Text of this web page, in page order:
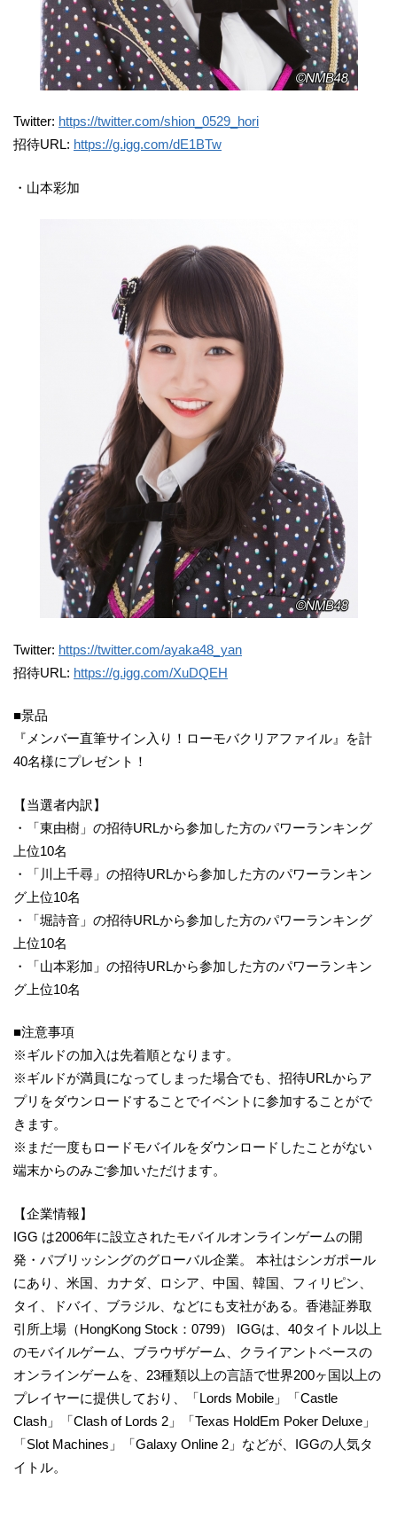
Twitter: https://twitter.com/shion_0529_hori
招待URL: https://g.igg.com/dE1BTw
・山本彩加
Twitter: https://twitter.com/ayaka48_yan
招待URL: https://g.igg.com/XuDQEH
■景品
『メンバー直筆サイン入り！ローモバクリアファイル』を計
40名様にプレゼント！
【当選者内訳】
・「東由樹」の招待URLから参加した方のパワーランキング
上位10名
・「川上千尋」の招待URLから参加した方のパワーランキン
グ上位10名
・「堀詩音」の招待URLから参加した方のパワーランキング
上位10名
・「山本彩加」の招待URLから参加した方のパワーランキン
グ上位10名
■注意事項
※ギルドの加入は先着順となります。
※ギルドが満員になってしまった場合でも、招待URLからア
プリをダウンロードすることでイベントに参加することがで
きます。
※まだ一度もロードモバイルをダウンロードしたことがない
端末からのみご参加いただけます。
【企業情報】
IGG は2006年に設立されたモバイルオンラインゲームの開
発・パブリッシングのグローバル企業。 本社はシンガポール
にあり、米国、カナダ、ロシア、中国、韓国、フィリピン、
タイ、ドバイ、ブラジル、などにも支社がある。香港証券取
引所上場（HongKong Stock：0799） IGGは、40タイトル以上
のモバイルゲーム、ブラウザゲーム、クライアントベースの
オンラインゲームを、23種類以上の言語で世界200ヶ国以上の
プレイヤーに提供しており、「Lords Mobile」「Castle
Clash」「Clash of Lords 2」「Texas HoldEm Poker Deluxe」
「Slot Machines」「Galaxy Online 2」などが、IGGの人気タ
イトル。